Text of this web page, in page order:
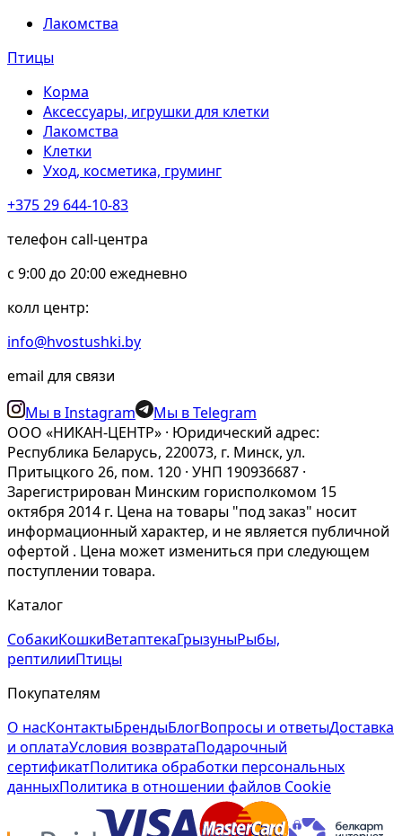
Лакомства
Птицы
Корма
Аксессуары, игрушки для клетки
Лакомства
Клетки
Уход, косметика, груминг
+375 29 644-10-83
телефон call-центра
c 9:00 до 20:00 ежедневно
колл центр:
info@hvostushki.by
email для связи
Мы в Instagram
Мы в Telegram
ООО «НИКАН-ЦЕНТР» · Юридический адрес:
Республика Беларусь, 220073, г. Минск, ул.
Притыцкого 26, пом. 120 · УНП 190936687 ·
Зарегистрирован Минским горисполкомом 15
октября 2014 г. Цена на товары "под заказ" носит
информационный характер, и не является публичной
офертой . Цена может измениться при следующем
поступлении товара.
Каталог
СобакиКошкиВетаптекаГрызуныРыбы,
рептилииПтицы
Покупателям
О насКонтактыБрендыБлогВопросы и ответыДоставка
и оплатаУсловия возвратаПодарочный
сертификатПолитика обработки персональных
данныхПолитика в отношении файлов Cookie